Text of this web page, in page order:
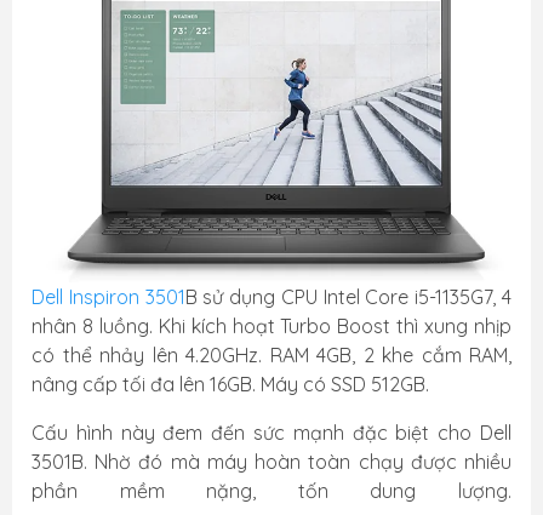
Dell Inspiron 3501B sử dụng CPU Intel Core i5-1135G7, 4
nhân 8 luồng. Khi kích hoạt Turbo Boost thì xung nhịp
có thể nhảy lên 4.20GHz. RAM 4GB, 2 khe cắm RAM,
nâng cấp tối đa lên 16GB. Máy có SSD 512GB.
Cấu hình này đem đến sức mạnh đặc biệt cho Dell
3501B. Nhờ đó mà máy hoàn toàn chạy được nhiều
phần mềm nặng, tốn dung lượng.